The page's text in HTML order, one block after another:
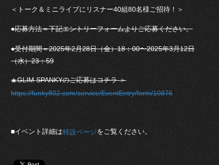
＜トーク＆ミニライブにリスナー40組80名様ご招待！＞
●応募方法＝下記エントリーフォームよりご応募ください。
●受付期間＝2025年2月28日（金）18：00〜2025年3月12日
（水）23：59
★GLIM SPANKYのご応募はコチラ ＞
https://funky802.com/service/EventEntry/form/10876
■イベント詳細は特設ページをご覧ください。